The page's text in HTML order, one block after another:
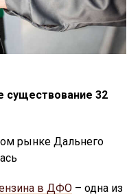
существование 32
рынке Дальнего
в ДФО – одна из